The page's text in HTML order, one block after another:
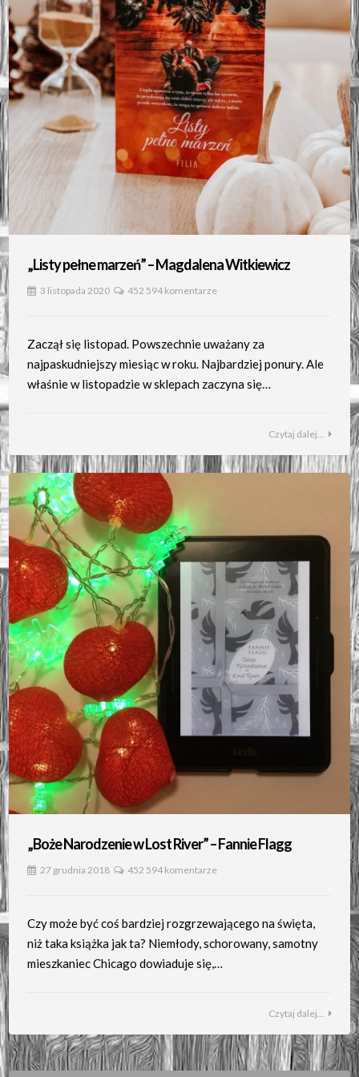
„Listy pełne marzeń” – Magdalena Witkiewicz
3 listopada 2020 452 594 komentarze
Zaczął się listopad. Powszechnie uważany za
najpaskudniejszy miesiąc w roku. Najbardziej ponury. Ale
właśnie w listopadzie w sklepach zaczyna się…
Czytaj dalej...
„Boże Narodzenie w Lost River” – Fannie Flagg
27 grudnia 2018 452 594 komentarze
Czy może być coś bardziej rozgrzewającego na święta,
niż taka książka jak ta? Niemłody, schorowany, samotny
mieszkaniec Chicago dowiaduje się,…
Czytaj dalej...